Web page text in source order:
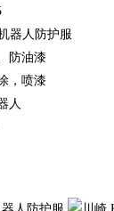
器人防护服
防油漆
，喷漆
人